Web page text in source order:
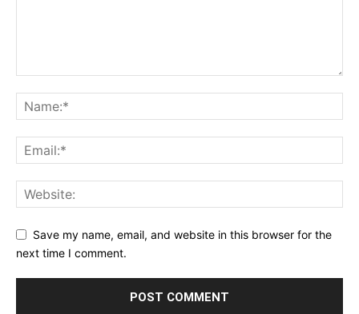
Save my name, email, and website in this browser for the
next time I comment.